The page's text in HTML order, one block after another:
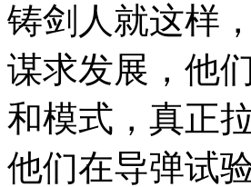
铸剑人就这样
谋求发展，他
和模式，真正
他们在导弹试